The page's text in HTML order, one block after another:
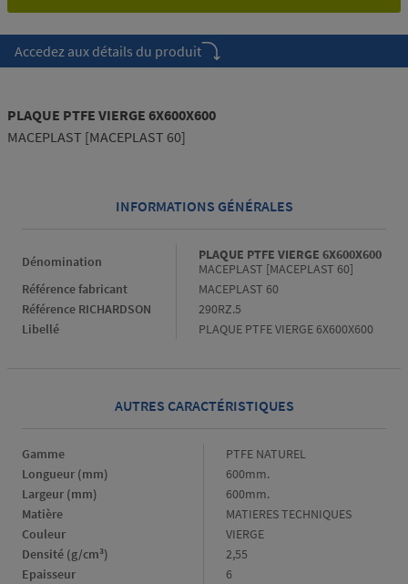
Accedez aux détails du produit
PLAQUE PTFE VIERGE 6X600X600
MACEPLAST [MACEPLAST 60]
INFORMATIONS GÉNÉRALES
Dénomination
PLAQUE PTFE VIERGE 6X600X600
MACEPLAST [MACEPLAST 60]
Référence fabricant
MACEPLAST 60
Référence RICHARDSON
290RZ.5
Libellé
PLAQUE PTFE VIERGE 6X600X600
AUTRES CARACTÉRISTIQUES
Gamme Gamme
PTFE NATUREL
Longueur (mm)
Longueur
(mm)
600mm.
Largeur (mm)
Largeur
(mm)
600mm.
Matière
Matière
MATIERES TECHNIQUES
Couleur
Couleur
VIERGE
Densité (g/cm³)
Densité
(g/cm³)
2,55
Epaisseur
Epaisseur
6